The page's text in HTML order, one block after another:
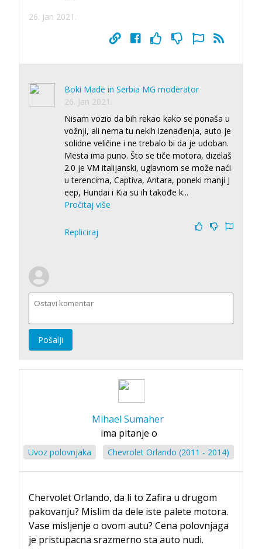
26. Jan 2021.
Boki Made in Serbia MG moderator
26. Jan 2021.
Nisam vozio da bih rekao kako se ponaša u
vožnji, ali nema tu nekih izenađenja, auto je
solidne veličine i ne trebalo bi da je udoban.
Mesta ima puno. Što se tiče motora, dizelaš
2.0 je VM italijanski, uglavnom se može naći
u terencima, Captiva, Antara, poneki manji J
eep, Hundai i Kia su ih takođe k...
Pročitaj više
Repliciraj
Pošalji
Mihael Sumaher
ima pitanje o
Uvoz polovnjaka Chevrolet Orlando (2011 - 2014)
Chervolet Orlando, da li to Zafira u drugom
pakovanju? Mislim da dele iste palete motora.
Vase misljenje o ovom autu? Cena polovnjaga
je pristupacna srazmerno sta auto nudi.